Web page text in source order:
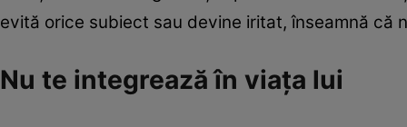
evită orice subiect sau devine iritat, înseamnă că
Nu te integrează în viaţa lui